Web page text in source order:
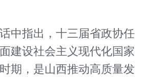
指出，十三届省政协任
建设社会主义现代化国家
期，是山西推动高质量发